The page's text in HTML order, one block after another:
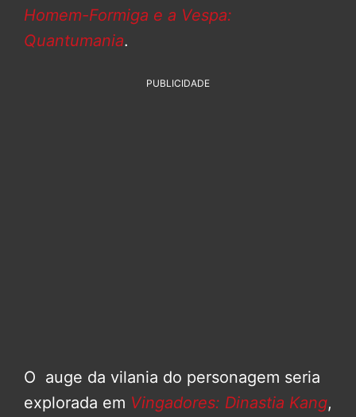
Homem-Formiga e a Vespa:
Quantumania.
PUBLICIDADE
O auge da vilania do personagem seria
explorada em Vingadores: Dinastia Kang,